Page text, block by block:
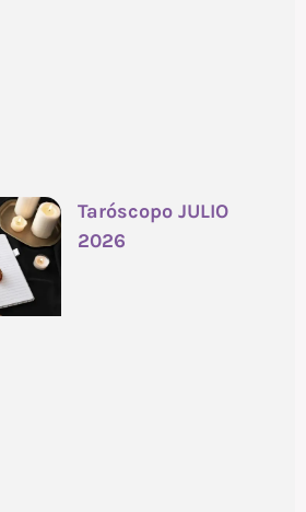
Taróscopo JULIO
2026